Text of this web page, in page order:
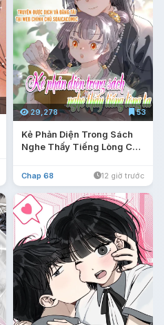
29,278 53
Kẻ Phản Diện Trong Sách
Nghe Thấy Tiếng Lòng Của
Chap 68 12 giờ trước